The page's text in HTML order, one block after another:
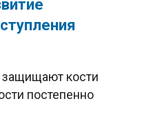
кости
постепенно